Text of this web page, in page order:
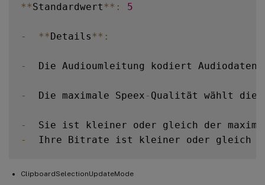
**Standardwert** : 5
- **Details** :
-
Die Audioumleitung kodiert Audiodaten
-
  Die maximale Speex
- Qualität wählt die
-
Sie ist kleiner oder gleich der
-
Ihre Bitrate ist kleiner oder gleich
- Verwandte Einstellungen
ClipboardSelectionUpdateMode